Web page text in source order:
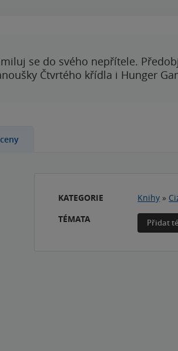
se do svého nepřítele.
Čtvrtého křídla i Hunger
KATEGORIE Knihy »
TÉMATA
Přidat